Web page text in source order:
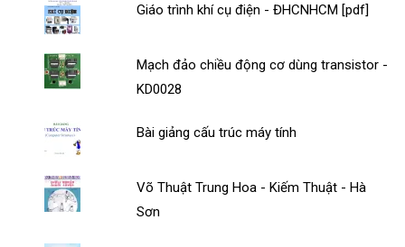
Giáo trình khí cụ điện - ĐHCNHCM [pdf]
Mạch đảo chiều động cơ dùng transistor -
KD0028
Bài giảng cấu trúc máy tính
Võ Thuật Trung Hoa - Kiếm Thuật - Hà
Sơn